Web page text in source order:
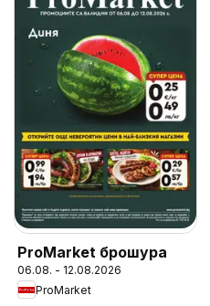
ProMarket брошура
06.08. - 12.08.2026
ProMarket